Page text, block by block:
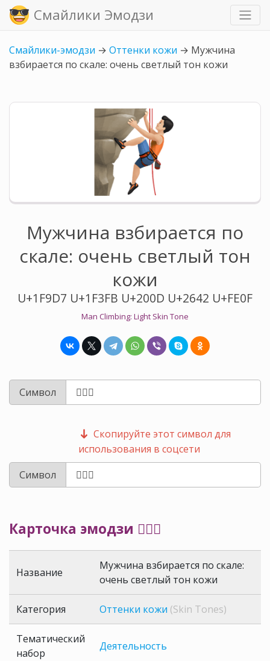
Смайлики Эмодзи
Смайлики-эмодзи → Оттенки кожи → Мужчина
взбирается по скале: очень светлый тон кожи
Мужчина взбирается по
скале: очень светлый тон
кожи
U+1F9D7 U+1F3FB U+200D U+2642 U+FE0F
Man Climbing: Light Skin Tone
Символ
Скопируйте этот символ для
использования в соцсети
Символ
Карточка эмодзи 🧗🏻‍♂️
Название
Мужчина взбирается по скале:
очень светлый тон кожи
Категория Оттенки кожи (Skin Tones)
Тематический
набор
Деятельность